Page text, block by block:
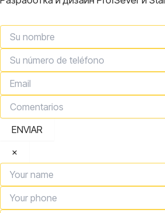
ENVIAR
×